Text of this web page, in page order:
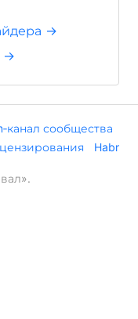
→
→
сообщества
Habr